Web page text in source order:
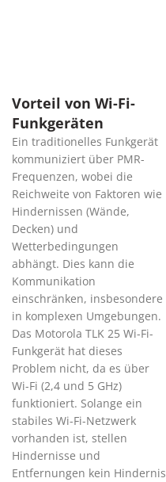
Vorteil von Wi-Fi-
Funkgeräten
Ein traditionelles Funkgerät
kommuniziert über PMR-
Frequenzen, wobei die
Reichweite von Faktoren wie
Hindernissen (Wände,
Decken) und
Wetterbedingungen
abhängt. Dies kann die
Kommunikation
einschränken, insbesondere
in komplexen Umgebungen.
Das Motorola TLK 25 Wi-Fi-
Funkgerät hat dieses
Problem nicht, da es über
Wi-Fi (2,4 und 5 GHz)
funktioniert. Solange ein
stabiles Wi-Fi-Netzwerk
vorhanden ist, stellen
Hindernisse und
Entfernungen kein Hindernis